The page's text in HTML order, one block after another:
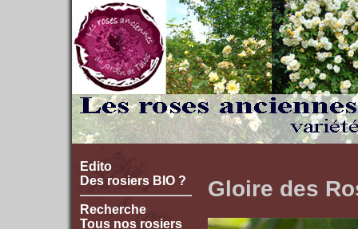
Edito
Des rosiers BIO ?
Recherche
Tous nos rosiers
Gloire des